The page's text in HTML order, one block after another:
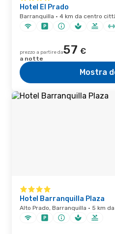
Hotel El Prado
Barranquilla · 4 km da centro
prezzo a partire da57 €
a notte
Mostra
Hotel Barranquilla Plaza
Alto Prado, Barranquilla · 5 km